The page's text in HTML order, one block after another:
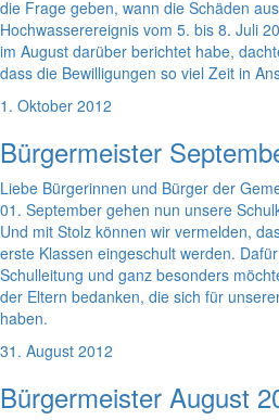
die Frage geben, wann die Schäden
Hochwasserereignis vom 5. bis 8. Juli
im August darüber berichtet habe,
dass die Bewilligungen so viel Zeit in
1. Oktober 2012
Bürgermeister
Liebe Bürgerinnen und Bürger der
01. September gehen nun unsere
Und mit Stolz können wir vermelden,
erste Klassen eingeschult werden.
Schulleitung und ganz besonders
der Eltern bedanken, die sich für
haben.
31. August 2012
Bürgermeister August